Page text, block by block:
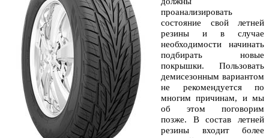
проанализировать
состояние свой летней
резины и в случае
необходимости начинать
подбирать новые
покрышки. Пользовать
демисезонным вариантом
не рекомендуется по
многим причинам, и мы
об этом поговорим
позже. В состав летней
резины входит более